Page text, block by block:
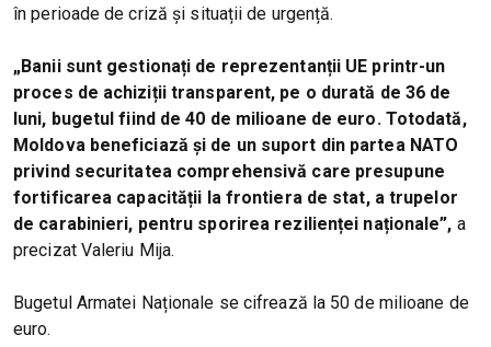
în perioade de criză și situații de urgență.
„Banii sunt gestionați de reprezentanții UE printr-un
proces de achiziții transparent, pe o durată de 36 de
luni, bugetul fiind de 40 de milioane de euro. Totodată,
Moldova beneficiază și de un suport din partea NATO
privind securitatea comprehensivă care presupune
fortificarea capacității la frontiera de stat, a trupelor
de carabinieri, pentru sporirea rezilienței naționale”, a
precizat Valeriu Mija.
Bugetul Armatei Naționale se cifrează la 50 de milioane de
euro.